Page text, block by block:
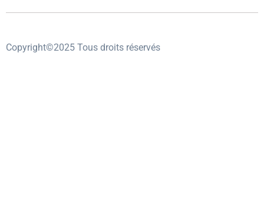
Copyright©2025 Tous droits réservés